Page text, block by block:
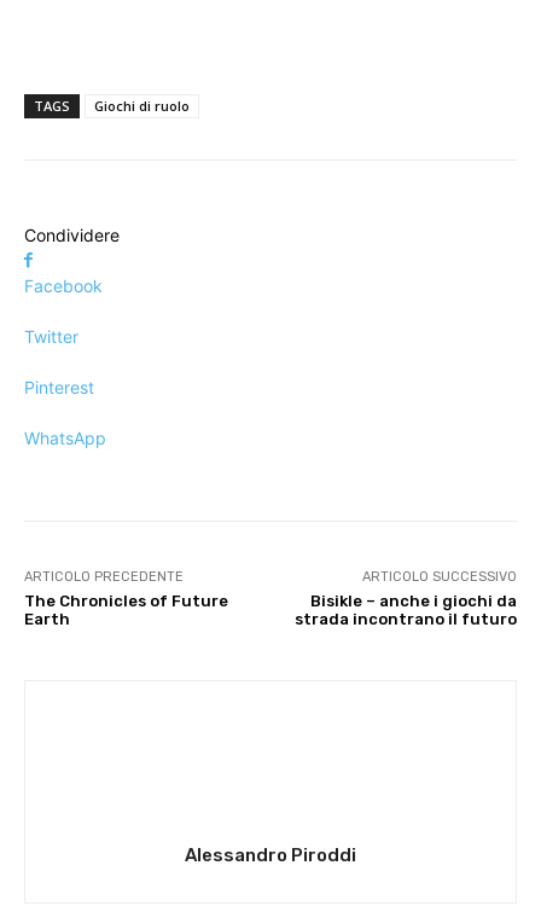
TAGS Giochi di ruolo
Condividere
Facebook
Twitter
Pinterest
WhatsApp
ARTICOLO PRECEDENTE
The Chronicles of Future
Earth
ARTICOLO SUCCESSIVO
Bisikle – anche i giochi da
strada incontrano il futuro
Alessandro Piroddi